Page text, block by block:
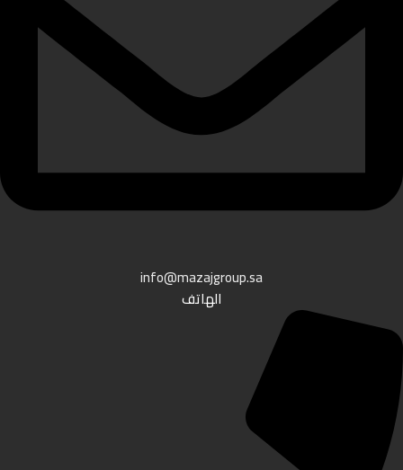
info@mazajgroup.sa
الهاتف